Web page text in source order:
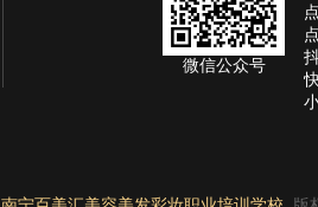
微信公众号